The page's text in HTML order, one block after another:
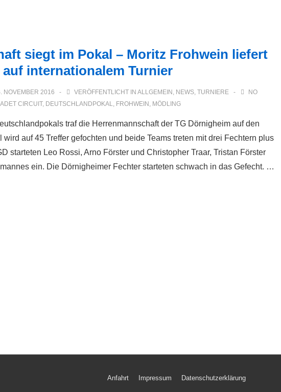
siegt im Pokal – Moritz Frohwein liefert
internationalem Turnier
NOVEMBER 2016 VERÖFFENTLICHT IN ALLGEMEIN , NEWS, TURNIERE
NO
CIRCUIT, DEUTSCHLANDPOKAL, FROHWEIN , MÖDLING
traf die Herrenmannschaft der TG Dörnigheim auf den
auf 45 Treffer gefochten und beide Teams treten mit drei Fechtern plus
starteten Leo Rossi, Arno Förster und Christopher Traar, Tristan Förster
ein. Die Dörnigheimer Fechter starteten schwach in das Gefecht. …
Anfahrt Impressum Datenschutzerklärung